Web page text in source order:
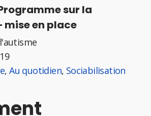
sur la
mise en place
,Au quotidien, Sociabilisation